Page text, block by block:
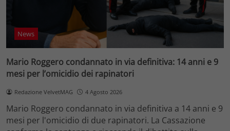
News
Mario Roggero condannato in via definitiva: 14 anni e 9
mesi per l’omicidio dei rapinatori
Redazione VelvetMAG 4 Agosto 2026
Mario Roggero condannato in via definitiva a 14 anni e 9
mesi per l'omicidio di due rapinatori. La Cassazione